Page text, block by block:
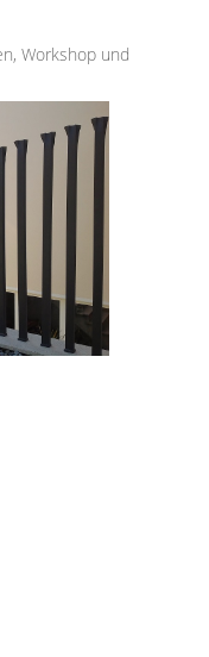
Workshop und